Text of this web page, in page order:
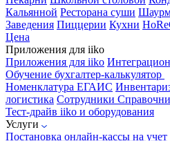
Кальянной Ресторана суши
Заведения Пиццерии Кухни
Цена
Приложения для iiko
Приложения для iiko
Обучение бухгалтер-калькулятор
Номенклатура ЕГАИС
логистика Сотрудники
Тест-драйв iiko и оборудования
Услуги
Постановка онлайн-кассы на учет